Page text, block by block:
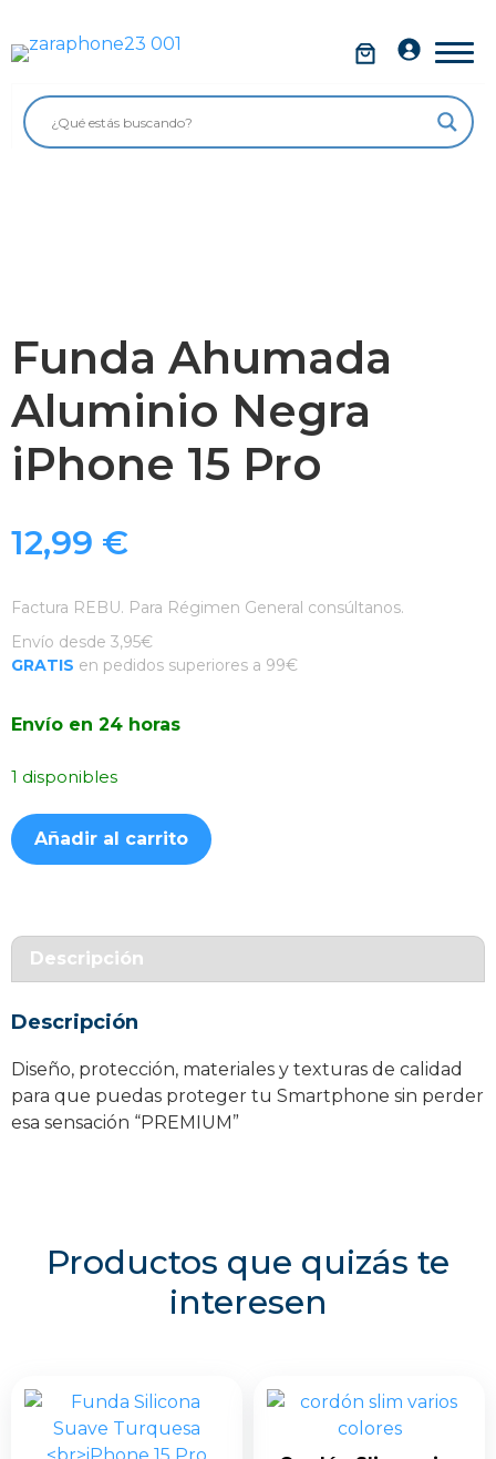
contenido
Funda Ahumada
Aluminio Negra
iPhone 15 Pro
12,99 €
Factura REBU. Para Régimen General consúltanos.
Envío desde 3,95€
GRATIS en pedidos superiores a 99€
Envío en 24 horas
1 disponibles
Funda
Ahumada
iPhone
Pro
cantidad
Añadir al carrito
Descripción
Descripción
Diseño, protección, materiales y texturas de calidad
para que puedas proteger tu Smartphone sin perder
esa sensación “PREMIUM”
Productos que quizás te
interesen
Móviles
Impolutos
Accesorios
Garantía Zaraphone